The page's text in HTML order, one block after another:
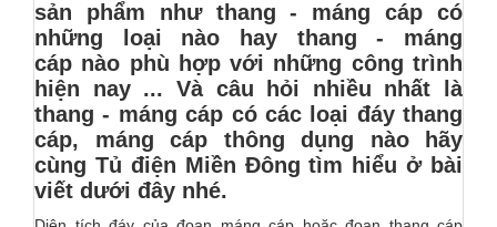
sản phẩm như thang - máng cáp có
những loại nào hay thang - máng
cáp nào phù hợp với những công trình
hiện nay ... Và câu hỏi nhiều nhất là
thang - máng cáp có các loại đáy thang
cáp, máng cáp thông dụng nào hãy
cùng Tủ điện Miền Đông tìm hiểu ở bài
viết dưới đây nhé.